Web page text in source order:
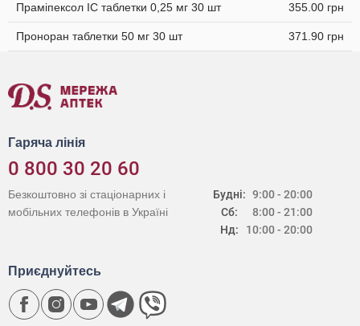
Праміпексол IC таблетки 0,25 мг 30 шт 355.00 грн
Проноран таблетки 50 мг 30 шт 371.90 грн
Гаряча лінія
0 800 30 20 60
Будні:
Сб:
Нд:
9:00 - 20:00
8:00 - 21:00
10:00 - 20:00
Безкоштовно зі стаціонарних і
мобільних телефонів в Україні
Приєднуйтесь